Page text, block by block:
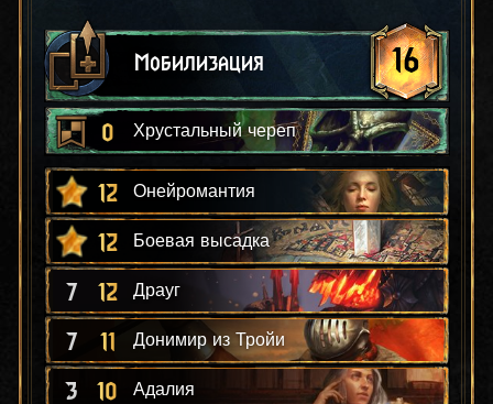
Мобилизация 16
0 Хрустальный череп
12 Онейромантия
12 Боевая высадка
7 12 Драуг
7 11 Донимир из Тройи
3 10 Адалия